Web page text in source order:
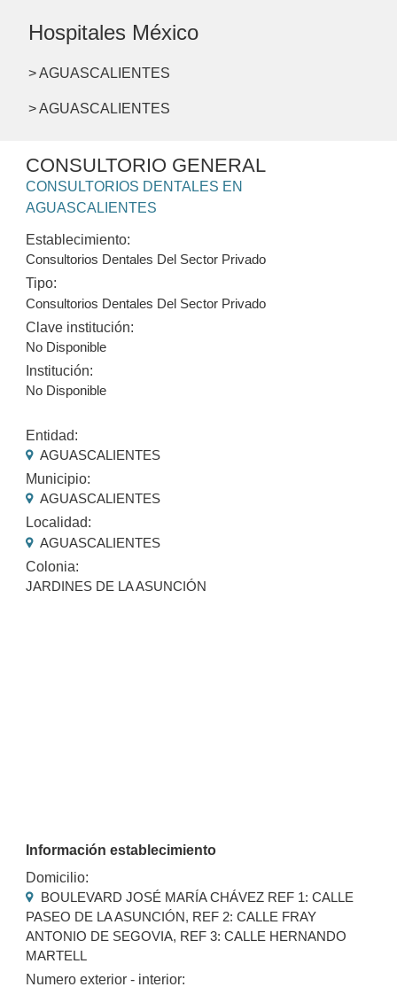
Hospitales México
> AGUASCALIENTES
> AGUASCALIENTES
CONSULTORIO GENERAL
CONSULTORIOS DENTALES EN
AGUASCALIENTES
Establecimiento:
Consultorios Dentales Del Sector Privado
Tipo:
Consultorios Dentales Del Sector Privado
Clave institución:
No Disponible
Institución:
No Disponible
Entidad:
AGUASCALIENTES
Municipio:
AGUASCALIENTES
Localidad:
AGUASCALIENTES
Colonia:
JARDINES DE LA ASUNCIÓN
Información establecimiento
Domicilio:
BOULEVARD JOSÉ MARÍA CHÁVEZ REF 1: CALLE
PASEO DE LA ASUNCIÓN, REF 2: CALLE FRAY
ANTONIO DE SEGOVIA, REF 3: CALLE HERNANDO
MARTELL
Numero exterior - interior: